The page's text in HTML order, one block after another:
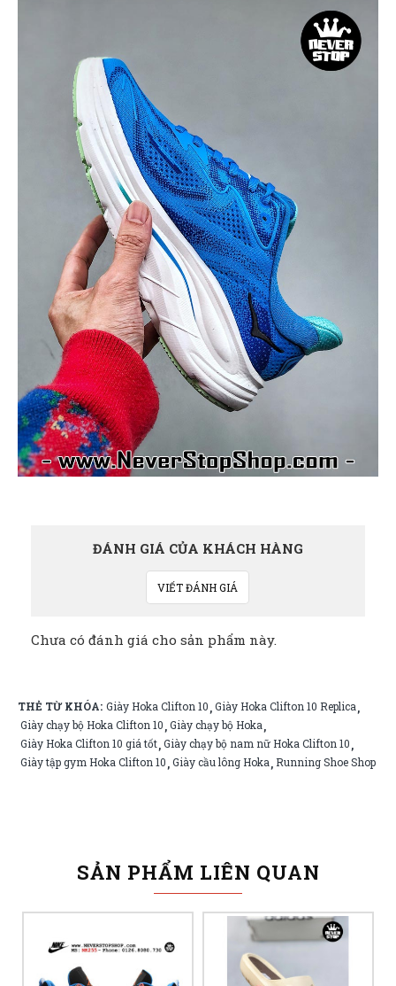
ĐÁNH GIÁ CỦA KHÁCH HÀNG
VIẾT ĐÁNH GIÁ
Chưa có đánh giá cho sản phẩm này.
THẺ TỪ KHÓA: Giày Hoka Clifton 10,Giày Hoka Clifton 10 Replica,
Giày chạy bộ Hoka Clifton 10,Giày chạy bộ Hoka,
Giày Hoka Clifton 10 giá tốt,Giày chạy bộ nam nữ Hoka Clifton 10,
Giày tập gym Hoka Clifton 10,Giày cầu lông Hoka,Running Shoe Shop
SẢN PHẨM LIÊN QUAN